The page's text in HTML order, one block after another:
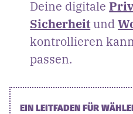
Deine digitale
Sicherheitund
kontrollieren
passen.
EIN LEITFADEN FÜR